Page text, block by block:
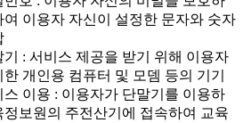
여 이용자 자신이 설정한 문자와 숫자
: 서비스 제공을 받기 위해 이용자
한 개인용 컴퓨터 및 모뎀 등의 기기
이용 : 이용자가 단말기를 이용하
정보원의 주전산기에 접속하여 교육